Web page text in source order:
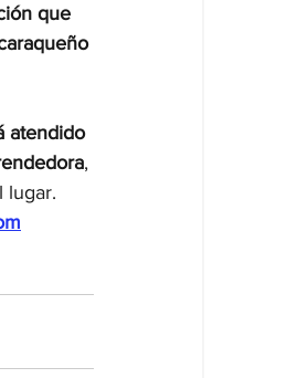
que
atendido
,
lugar.